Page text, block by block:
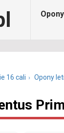
16 cali Opony